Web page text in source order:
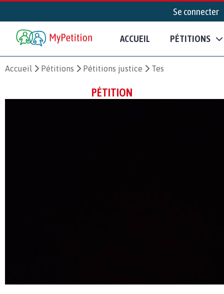
Se connecter
ACCUEIL PÉTITIONS
Accueil Pétitions Pétitions justice Tes
PÉTITION